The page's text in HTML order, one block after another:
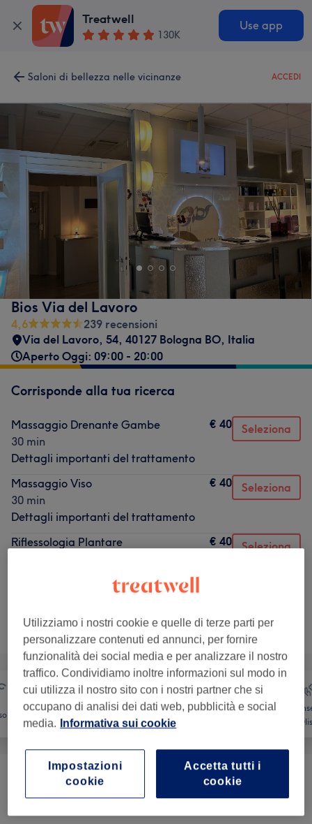
Treatwell
130K
Use app
Saloni di bellezza nelle vicinanze ACCEDI
Bios Via del Lavoro
4,6
239 recensioni
Via del Lavoro, 54, 40127 Bologna BO, Italia
Aperto Oggi: 09:00 - 20:00
Corrisponde alla tua ricerca
Massaggio Drenante Gambe
30 min
Dettagli importanti del trattamento
€ 40 Seleziona
Massaggio Viso
30 min
Dettagli importanti del trattamento
€ 40 Seleziona
Riflessologia Plantare
Dettagli importanti del trattamento
€ 40 Seleziona
Non è quello che cercavi?
Sfoglia la lista dei servizi
(9) da € 40
Utilizziamo i nostri cookie e quelle di terze parti per
personalizzare contenuti ed annunci, per fornire
funzionalità dei social media e per analizzare il nostro
traffico. Condividiamo inoltre informazioni sul modo in
cui utilizza il nostro sito con i nostri partner che si
occupano di analisi dei dati web, pubblicità e social
media. Informativa sui cookie
Accetta tutti i
cookie
Impostazioni
cookie